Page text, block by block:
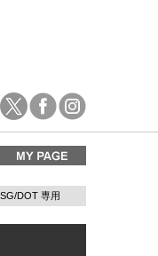
DOT 専用